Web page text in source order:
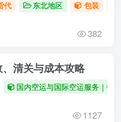
代 东北地区 包装
382
清关与成本攻略
国内空运与国际空运服务｜中
1127